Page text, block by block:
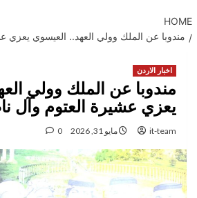
HOME
مندوبا عن الملك وولي العهد.. العيسوي يعزي
اخبار الاردن
مندوبا عن الملك وولي
يعزي عشيرة العتوم وآل
it-team مايو 31, 2026 0